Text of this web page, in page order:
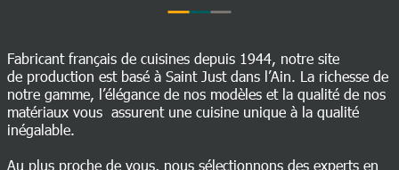
Fabricant français de cuisines depuis 1944, notre site
de production est basé à Saint Just dans l’Ain. La richesse de
notre gamme, l’élégance de nos modèles et la qualité de nos
matériaux vous assurent une cuisine unique à la qualité
inégalable.
Au plus proche de vous, nous sélectionnons des experts en